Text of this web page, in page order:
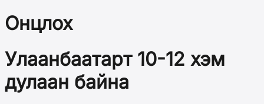
Онцлох
Улаанбаатарт 10-12 хэм
дулаан байна